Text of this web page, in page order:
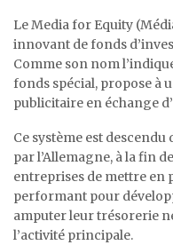
Le Media for Equity
innovant de fonds
Comme son nom
fonds spécial, propose à
publicitaire en échange
Ce système est descendu
par l’Allemagne, à la fin
entreprises de mettre en
performant pour
amputer leur trésorerie
l’activité principale.